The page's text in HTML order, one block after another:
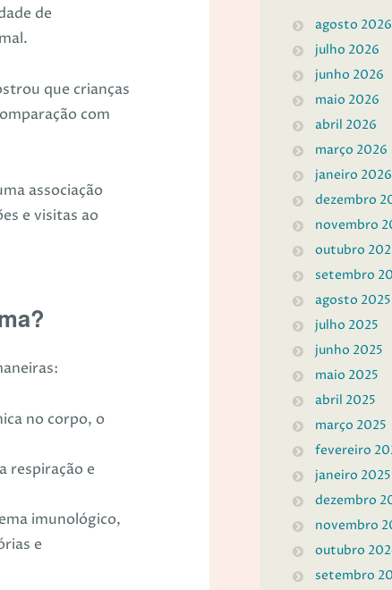
de
que crianças
com
associação
e visitas ao
no corpo, o
respiração e
imunológico,
e
agosto 2026
julho 2026
junho 2026
maio 2026
abril 2026
março 2026
janeiro 2026
dezembro
novembro
outubro
setembro
agosto 2025
julho 2025
junho 2025
maio 2025
abril 2025
março 2025
fevereiro
janeiro 2025
dezembro
novembro
outubro
setembro